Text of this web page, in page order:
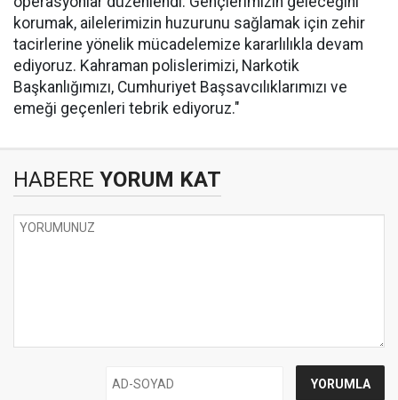
korumak, ailelerimizin huzurunu sağlamak için zehir
tacirlerine yönelik mücadelemize kararlılıkla devam
ediyoruz. Kahraman polislerimizi, Narkotik
Başkanlığımızı, Cumhuriyet Başsavcılıklarımızı ve
emeği geçenleri tebrik ediyoruz."
HABERE YORUM KAT